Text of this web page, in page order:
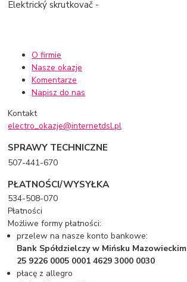
Elektrický skrutkovač -
O firmie
Nasze okazje
Komentarze
Napisz do nas
Kontakt
electro_okazje@internetdsl.pl
SPRAWY TECHNICZNE
507-441-670
PŁATNOŚCI/WYSYŁKA
534-508-070
Płatności
Możliwe formy płatności:
przelew na nasze konto bankowe:
Bank Spółdzielczy w Mińsku Mazowieckim
25 9226 0005 0001 4629 3000 0030
płacę z allegro